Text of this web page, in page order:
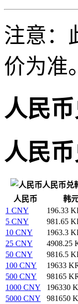
注意：
价为准。
人民
人民
人民币兑
人民币
韩
1 CNY
196.33
5 CNY
981.65
10 CNY
1963.3
25 CNY
4908.25
50 CNY
9816.5
100 CNY
19633
500 CNY
98165
1000 CNY
196330
5000 CNY
981650